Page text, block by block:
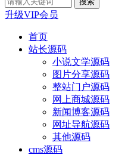
升级VIP会员
首页
站长源码
小说文学源码
图片分享源码
整站门户源码
网上商城源码
新闻博客源码
网址导航源码
其他源码
cms源码